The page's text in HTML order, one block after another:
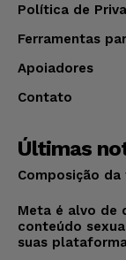
Política de
Ferramentas
Apoiadores
Contato
Últimas
Composição
Meta é alvo de
conteúdo
suas